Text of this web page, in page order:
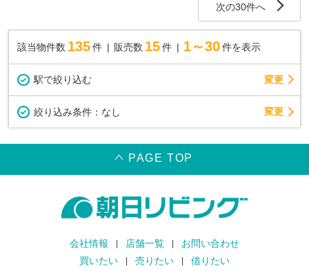
次の30件へ
該当物件数 135件 販売数 15 件 1～30 件を表示
駅で絞り込む 変更
絞り込み条件： なし 変更
PAGE TOP
会社情報 店舗一覧
お問い合わせ
買いたい
売りたい 借りたい